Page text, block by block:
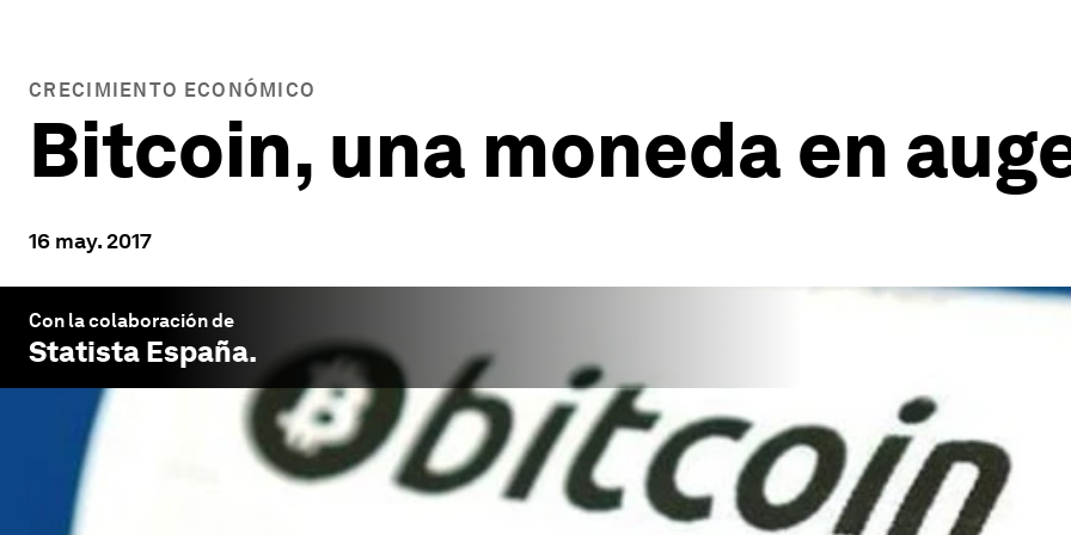
CRECIMIENTO ECONÓMICO
Bitcoin, una moneda en
16 may. 2017
Con la colaboración de
Statista España.